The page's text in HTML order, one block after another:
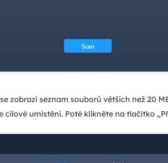
zobrazí seznam souborů větších než 20
umístění. Poté klikněte na tlačítko